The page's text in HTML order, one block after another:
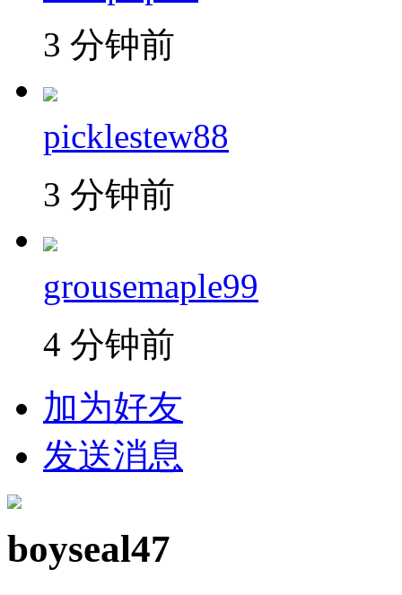
3 分钟前
picklestew88
3 分钟前
grousemaple99
4 分钟前
加为好友
发送消息
boyseal47